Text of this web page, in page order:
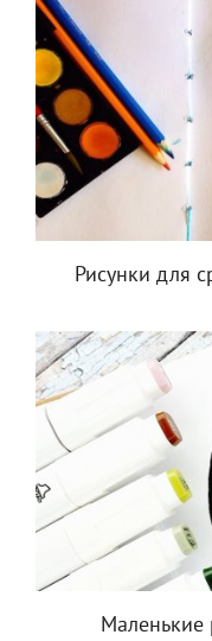
Рисунки для
Маленькие